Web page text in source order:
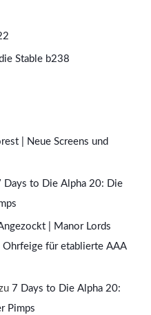
Stable b238
| Neue Screens und
Days to Die Alpha 20: Die
| Manor Lords
Ohrfeige für etablierte AAA
7 Days to Die Alpha 20:
Pimps